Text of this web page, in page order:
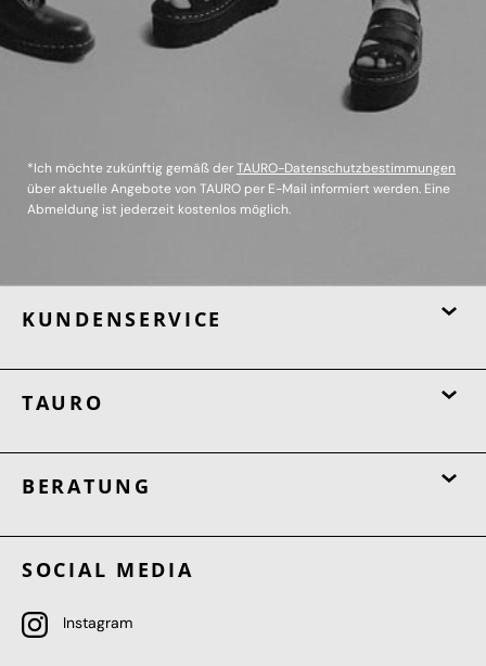
*Ich möchte zukünftig gemäß derTAURO-Datenschutzbestimmungen
über aktuelle Angebote von TAURO per E-Mail informiert werden. Eine
Abmeldung ist jederzeit kostenlos möglich.
KUNDENSERVICE
TAURO
BERATUNG
SOCIAL MEDIA
Instagram